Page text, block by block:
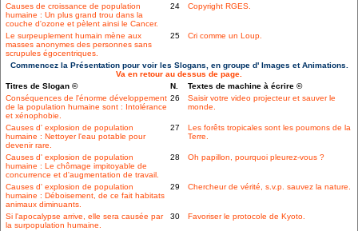
Causes de croissance de population
humaine : Un plus grand trou dans la
couche d'ozone et pèlent ainsi le Cancer.
24 Copyright RGES.
Le surpeuplement humain mène aux
masses anonymes des personnes sans
scrupules égocentriques.
25 Cri comme un Loup.
Commencez la Présentation pour voir les Slogans, en groupe d' Images et Animations.
Va en retour au dessus de page.
Titres de Slogan ©
N.
Textes de machine à écrire ©
Conséquences de l'énorme développement
de la population humaine sont : Intolérance
et xénophobie.
26
Saisir votre video projecteur et sauver le
monde.
Causes d' explosion de population
humaine : Nettoyer l'eau potable pour
devenir rare.
27
Les forêts tropicales sont les poumons de la
Terre.
Causes d' explosion de population
humaine : Le chômage impitoyable de
concurrence et d'augmentation de travail.
28 Oh papillon, pourquoi pleurez-vous ?
Causes d' explosion de population
humaine : Déboisement, de ce fait habitats
animaux diminuants.
29 Chercheur de vérité, s.v.p. sauvez la nature.
Si l'apocalypse arrive, elle sera causée par
la surpopulation humaine.
30 Favoriser le protocole de Kyoto.